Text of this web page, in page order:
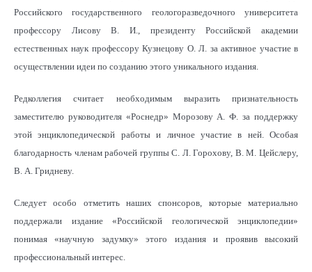
Российского государственного геологоразведочного университета
профессору Лисову В. И., президенту Российской академии
естественных наук профессору Кузнецову О. Л. за активное участие в
осуществлении идеи по созданию этого уникального издания.
Редколлегия считает необходимым выразить признательность
заместителю руководителя «Роснедр» Морозову А. Ф. за поддержку
этой энциклопедической работы и личное участие в ней. Особая
благодарность членам рабочей группы С. Л. Горохову, В. М. Цейслеру,
В. А. Гридневу.
Следует особо отметить наших спонсоров, которые материально
поддержали издание «Российской геологической энциклопедии»
понимая «научную задумку» этого издания и проявив высокий
профессиональный интерес.